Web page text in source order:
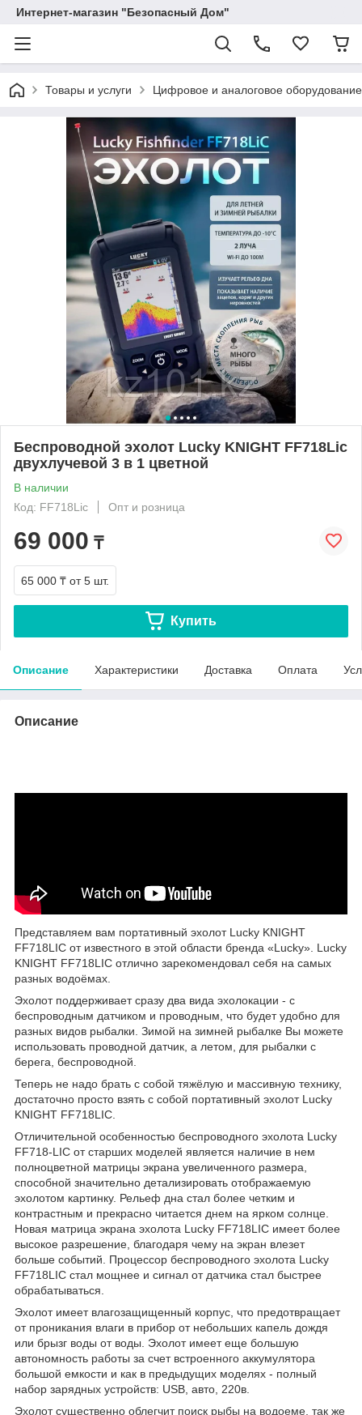
Интернет-магазин "Безопасный Дом"
Товары и услуги Цифровое и аналоговое оборудование
Беспроводной эхолот Lucky KNIGHT FF718Lic
двухлучевой 3 в 1 цветной
В наличии
Код: FF718Lic
Опт и розница
69 000 ₸
65 000 ₸ от 5 шт.
Купить
Описание Характеристики Доставка Оплата
Описание
Представляем вам портативный эхолот Lucky KNIGHT
FF718LIC от известного в этой области бренда «Lucky». Lucky
KNIGHT FF718LIC отлично зарекомендовал себя на самых
разных водоёмах.
Эхолот поддерживает сразу два вида эхолокации - с
беспроводным датчиком и проводным, что будет удобно для
разных видов рыбалки. Зимой на зимней рыбалке Вы можете
использовать проводной датчик, а летом, для рыбалки с
берега, беспроводной.
Теперь не надо брать с собой тяжёлую и массивную технику,
достаточно просто взять с собой портативный эхолот Lucky
KNIGHT FF718LIC.
Отличительной особенностью беспроводного эхолота Lucky
FF718-LIC от старших моделей является наличие в нем
полноцветной матрицы экрана увеличенного размера,
способной значительно детализировать отображаемую
эхолотом картинку. Рельеф дна стал более четким и
контрастным и прекрасно читается днем на ярком солнце.
Новая матрица экрана эхолота Lucky FF718LIC имеет более
высокое разрешение, благодаря чему на экран влезет
больше событий. Процессор беспроводного эхолота Lucky
FF718LIC стал мощнее и сигнал от датчика стал быстрее
обрабатываться.
Эхолот имеет влагозащищенный корпус, что предотвращает
от проникания влаги в прибор от небольших капель дождя
или брызг воды от воды. Эхолот имеет еще большую
автономность работы за счет встроенного аккумулятора
большой емкости и как в предыдущих моделях - полный
набор зарядных устройств: USB, авто, 220в.
Эхолот существенно облегчит поиск рыбы на водоеме, так же